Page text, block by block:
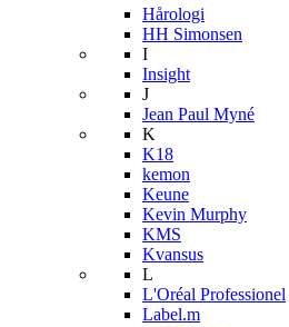
Hårologi
HH Simonsen
I
Insight
J
Jean Paul Myné
K
K18
kemon
Keune
Kevin Murphy
KMS
Kvansus
L
L'Oréal Professionel
Label.m